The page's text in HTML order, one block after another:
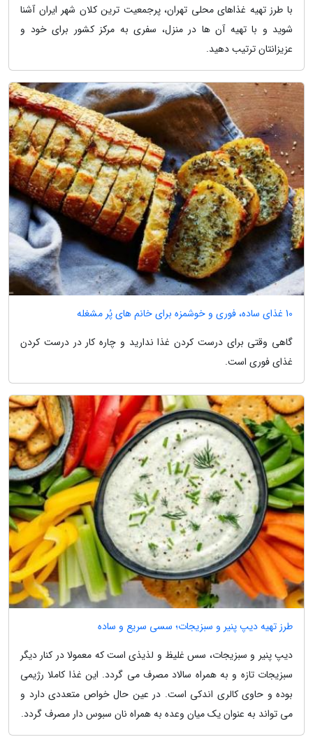
با طرز تهیه غذاهای محلی تهران، پرجمعیت ترین کلان شهر ایران آشنا
شوید و با تهیه آن ها در منزل، سفری به مرکز کشور برای خود و
عزیزانتان ترتیب دهید.
10 غذای ساده، فوری و خوشمزه برای خانم های پُر مشغله
گاهی وقتی برای درست کردن غذا ندارید و چاره کار در درست کردن
غذای فوری است.
طرز تهیه دیپ پنیر و سبزیجات؛ سسی سریع و ساده
دیپ پنیر و سبزیجات، سس غلیظ و لذیذی است که معمولا در کنار دیگر
سبزیجات تازه و به همراه سالاد مصرف می گردد. این غذا کاملا رژیمی
بوده و حاوی کالری اندکی است. در عین حال خواص متعددی دارد و
می تواند به عنوان یک میان وعده به همراه نان سبوس دار مصرف گردد.